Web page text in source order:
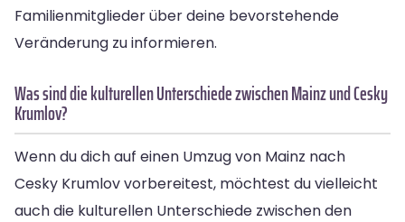
Familienmitglieder über deine bevorstehende
Veränderung zu informieren.
Was sind die kulturellen Unterschiede zwischen Mainz und Cesky
Krumlov?
Wenn du dich auf einen Umzug von Mainz nach
Cesky Krumlov vorbereitest, möchtest du vielleicht
auch die kulturellen Unterschiede zwischen den